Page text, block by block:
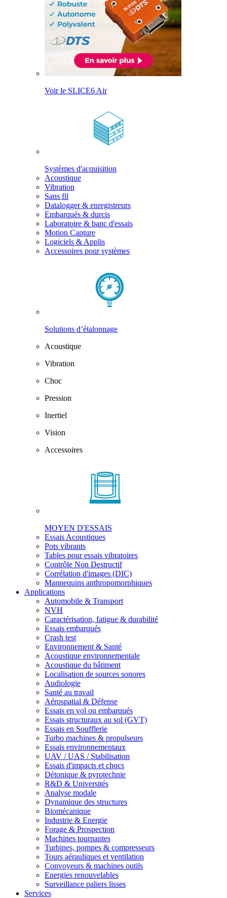
Voir le SLICE6 Air
Systèmes d'acquisition
Acoustique
Vibration
Sans fil
Datalogger & enregistreurs
Embarqués & durcis
Laboratoire & banc d'essais
Motion Capture
Logiciels & Applis
Accessoires pour systèmes
Solutions d’étalonnage
Acoustique
Vibration
Choc
Pression
Inertiel
Vision
Accessoires
MOYEN D'ESSAIS
Essais Acoustiques
Pots vibrants
Tables pour essais vibratoires
Contrôle Non Destructif
Corrélation d'images (DIC)
Mannequins anthropomorphiques
Applications
Automobile & Transport
NVH
Caractérisation, fatigue & durabilité
Essais embarqués
Crash test
Environnement & Santé
Acoustique environnementale
Acoustique du bâtiment
Localisation de sources sonores
Audiologie
Santé au travail
Aérospatial & Défense
Essais en vol ou embarqués
Essais structuraux au sol (GVT)
Essais en Soufflerie
Turbo machines & propulseurs
Essais environnementaux
UAV / UAS / Stabilisation
Essais d'impacts et chocs
Détonique & pyrotechnie
R&D & Universités
Analyse modale
Dynamique des structures
Biomécanique
Industrie & Energie
Forage & Prospection
Machines tournantes
Turbines, pompes & compresseurs
Tours aérauliques et ventilation
Convoyeurs & machines outils
Energies renouvelables
Surveillance paliers lisses
Services